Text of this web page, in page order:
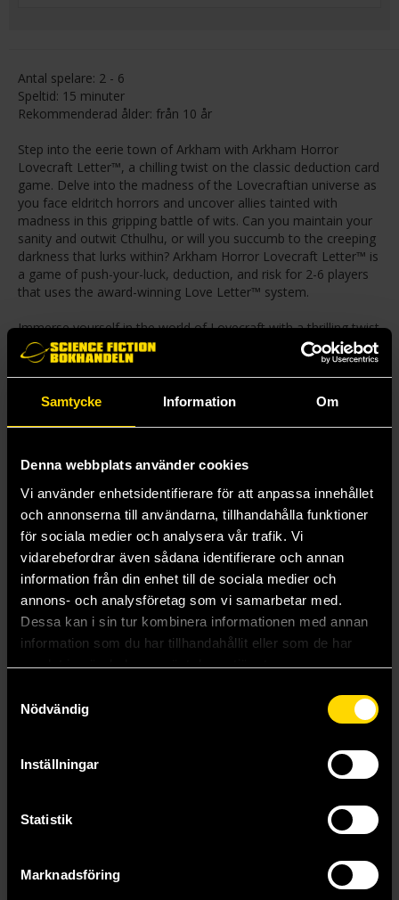
Samtycke Information Om
Denna webbplats använder cookies
Vi använder enhetsidentifierare för att anpassa innehållet
och annonserna till användarna, tillhandahålla funktioner
för sociala medier och analysera vår trafik. Vi
vidarebefordrar även sådana identifierare och annan
information från din enhet till de sociala medier och
annons- och analysföretag som vi samarbetar med.
Dessa kan i sin tur kombinera informationen med annan
information som du har tillhandahållit eller som de har
samlat in när du har använt deras tjänster.
Nödvändig
Inställningar
Statistik
Marknadsföring
Antal spelare: 2 - 6
Speltid: 15 minuter
Rekommenderad ålder: från 10 år
Step into the eerie town of Arkham with Arkham Horror
Lovecraft Letter™, a chilling twist on the classic deduction card
game. Delve into the madness of the Lovecraftian universe as
you face eldritch horrors and uncover allies tainted with
madness in this gripping battle of wits. Can you maintain your
sanity and outwit Cthulhu, or will you succumb to the creeping
darkness that lurks within? Arkham Horror Lovecraft Letter™ is
a game of push-your-luck, deduction, and risk for 2-6 players
that uses the award-winning Love Letter™ system.
Immerse yourself in the world of Lovecraft with a thrilling twist
on the award-winning Love Letter game system. Explore
eldritch horrors, uncover clues, and fight to keep your sanity
intact!
6 Reference Cards
1 Rulebook
1 Bag
Mer från Seiji Kanai
Seiji Kanai
Love Letter - Bridgerton